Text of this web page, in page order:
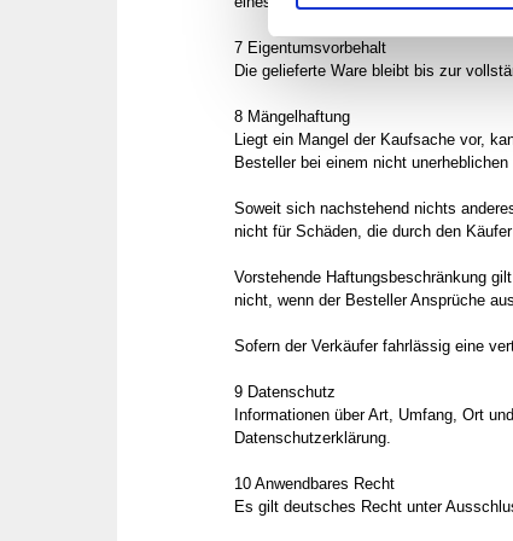
7 Eigentumsvorbehalt
Die gelieferte Ware bleibt bis zur
8 Mängelhaftung
Liegt ein Mangel der Kaufsache vor,
Besteller bei einem nicht
Soweit sich nachstehend nichts
nicht für Schäden, die durch den
Vorstehende Haftungsbeschränkung
nicht, wenn der Besteller Ansprüche
Sofern der Verkäufer fahrlässig eine
9 Datenschutz
Informationen über Art, Umfang, Ort
Datenschutzerklärung.
10 Anwendbares Recht
Es gilt deutsches Recht unter